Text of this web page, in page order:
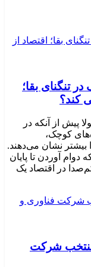
تنگنای بقا؛
کند؟
پیش از آنکه در
کوچک،
بیشتر نشان می‌دهند.
آوردن تا پایان
در اقتصاد یک
منتخب شرکت